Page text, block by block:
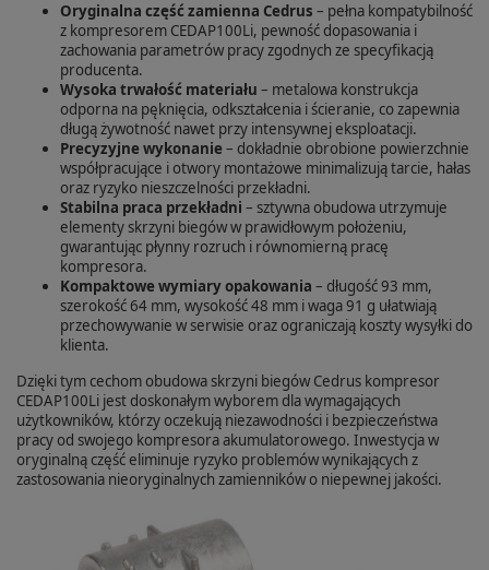
Oryginalna część zamienna Cedrus – pełna kompatybilność
z kompresorem CEDAP100Li, pewność dopasowania i
zachowania parametrów pracy zgodnych ze specyfikacją
producenta.
Wysoka trwałość materiału – metalowa konstrukcja
odporna na pęknięcia, odkształcenia i ścieranie, co zapewnia
długą żywotność nawet przy intensywnej eksploatacji.
Precyzyjne wykonanie– dokładnie obrobione powierzchnie
współpracujące i otwory montażowe minimalizują tarcie, hałas
oraz ryzyko nieszczelności przekładni.
Stabilna praca przekładni – sztywna obudowa utrzymuje
elementy skrzyni biegów w prawidłowym położeniu,
gwarantując płynny rozruch i równomierną pracę
kompresora.
Kompaktowe wymiary opakowania – długość 93 mm,
szerokość 64 mm, wysokość 48 mm i waga 91 g ułatwiają
przechowywanie w serwisie oraz ograniczają koszty wysyłki do
klienta.
Dzięki tym cechom obudowa skrzyni biegów Cedrus kompresor
CEDAP100Li jest doskonałym wyborem dla wymagających
użytkowników, którzy oczekują niezawodności i bezpieczeństwa
pracy od swojego kompresora akumulatorowego. Inwestycja w
oryginalną część eliminuje ryzyko problemów wynikających z
zastosowania nieoryginalnych zamienników o niepewnej jakości.